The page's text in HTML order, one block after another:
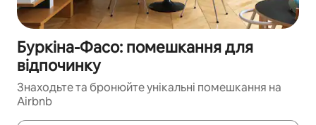
Буркіна-Фасо: помешкання для
відпочинку
Знаходьте та бронюйте унікальні помешкання на
Airbnb